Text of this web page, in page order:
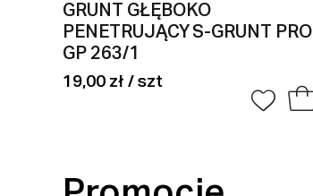
GRUNT GŁĘBOKO
PENETRUJĄCY S-GRUNT PRO
GP 263/1
19,00 zł / szt